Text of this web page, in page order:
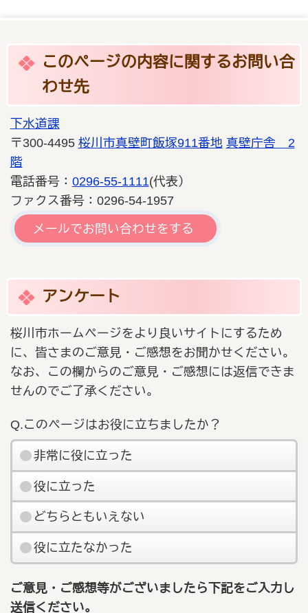
このページの内容に関するお問い合
わせ先
下水道課
〒300-4495 桜川市真壁町飯塚911番地 真壁庁舎 2
階
電話番号： 0296-55-1111(代表）
ファクス番号：0296-54-1957
メールでお問い合わせをする
アンケート
桜川市ホームページをより良いサイトにするため
に、皆さまのご意見・ご感想をお聞かせください。
なお、この欄からのご意見・ご感想には返信できま
せんのでご了承ください。
Q.このページはお役に立ちましたか？
非常に役に立った
役に立った
どちらともいえない
役に立たなかった
ご意見・ご感想等がございましたら下記をご入力し
送信ください。